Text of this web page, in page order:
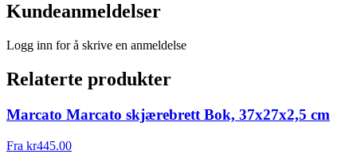
Kundeanmeldelser
Logg inn for å skrive en anmeldelse
Relaterte produkter
Marcato Marcato skjærebrett Bok, 37x27x2,5 cm
Fra kr445.00